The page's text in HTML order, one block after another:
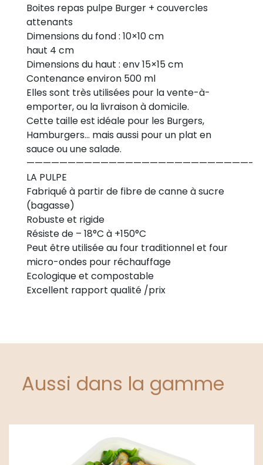
Boites repas pulpe Burger + couvercles
attenants
Dimensions du fond : 10×10 cm
haut 4 cm
Dimensions du haut : env 15×15 cm
Contenance environ 500 ml
Elles sont très utilisées pour la vente-à-
emporter, ou la livraison à domicile.
Cette taille est idéale pour les Burgers,
Hamburgers… mais aussi pour un plat en
sauce ou une salade.
———————————————————————————-
LA PULPE
Fabriqué à partir de fibre de canne à sucre
(bagasse)
Robuste et rigide
Résiste de – 18°C à +150°C
Peut être utilisée au four traditionnel et four
micro-ondes pour réchauffage
Ecologique et compostable
Excellent rapport qualité /prix
Aussi dans la gamme